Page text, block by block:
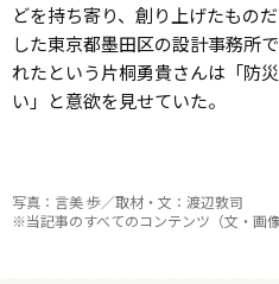
どを持ち寄り、創り上げたもの
した東京都墨田区の設計事務所
れたという片桐勇貴さんは「防
い」と意欲を見せていた。
写真：言美 歩／取材・文：渡辺敦司
※当記事のすべてのコンテンツ（文・画